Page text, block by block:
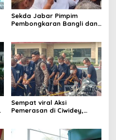
Sekda Jabar Pimpim
Pembongkaran Bangli dan
Sempat viral Aksi
Pemerasan di Ciwidey,